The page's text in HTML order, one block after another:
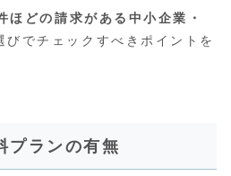
どの請求がある中小企業・
びでチェックすべきポイントを
プランの有無